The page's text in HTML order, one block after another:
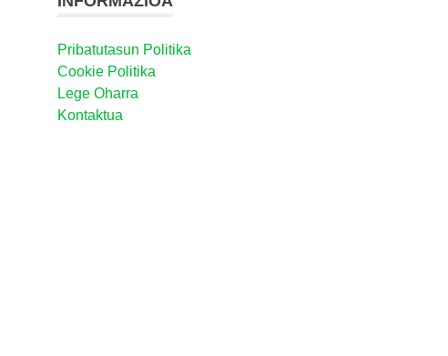
Pribatutasun Politika
Cookie Politika
Lege Oharra
Kontaktua